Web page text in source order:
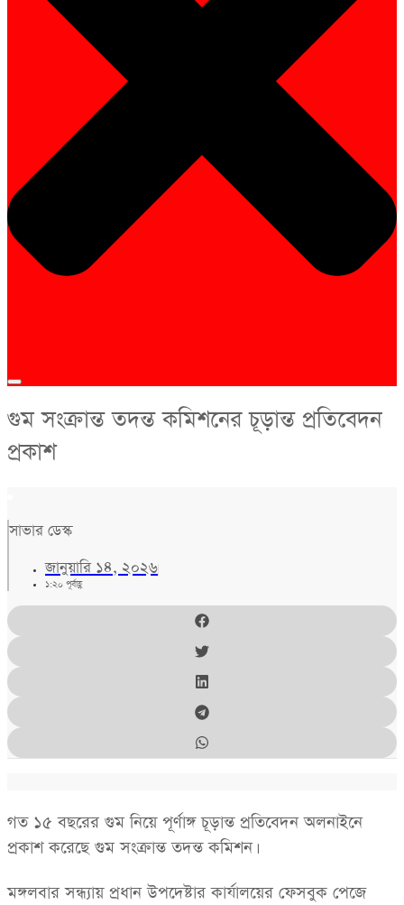
গুম সংক্রান্ত তদন্ত কমিশনের চূড়ান্ত প্রতিবেদন
প্রকাশ
সাভার ডেস্ক
জানুয়ারি ১৪, ২০২৬
১:২০ পূর্বাহ্ণ
গত ১৫ বছরের গুম নিয়ে পূর্ণাঙ্গ চূড়ান্ত প্রতিবেদন অলনাইনে
প্রকাশ করেছে গুম সংক্রান্ত তদন্ত কমিশন।
মঙ্গলবার সন্ধ্যায় প্রধান উপদেষ্টার কার্যালয়ের ফেসবুক পেজে